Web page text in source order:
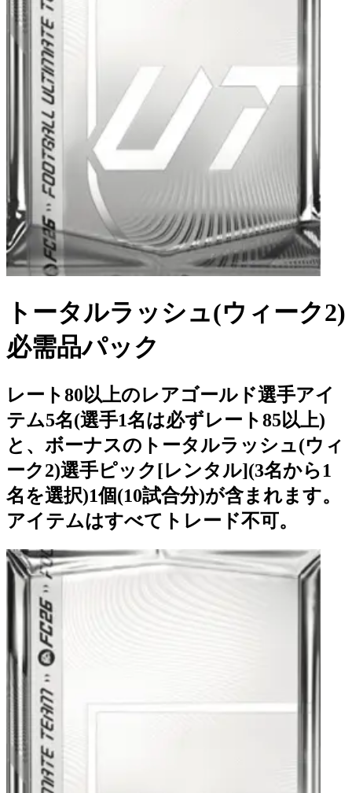
トータルラッシュ(ウィーク2)
必需品パック
レート80以上のレアゴールド選手アイ
テム5名(選手1名は必ずレート85以上)
と、ボーナスのトータルラッシュ(ウィ
ーク2)選手ピック[レンタル](3名から1
名を選択)1個(10試合分)が含まれます。
アイテムはすべてトレード不可。